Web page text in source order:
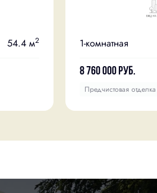
54.4 м2 1-комнатная
8 760 000руб.
Предчистовая отделка